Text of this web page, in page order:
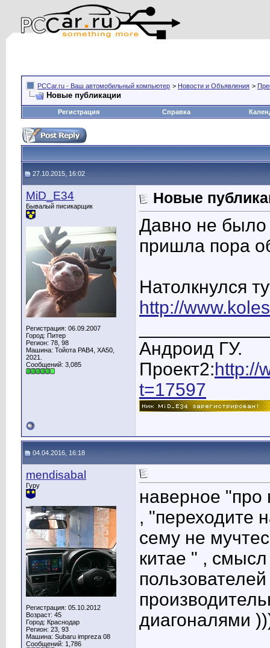
PCCar.ru - Ваш автомобильный компьютер > Новости и Объявления >
Новые публикации
Регистрация Справка
27.10.2015, 16:02
MiD_E34
Бывалый писикарщик
Регистрация: 06.09.2007
Город: Питер
Регион: 78, 98
Машина: Тойота РАВ4, ХА50,
2021.
Сообщений: 3,085
Новые
Давно не было
пришла пора
Натолкнулся
http://
Андроид ГУ.
Проект2:http://
t=17597
04.04.2016, 16:18
mendisabal
Гуру
Регистрация: 05.10.2012
Возраст: 45
Город: Краснодар
Регион: 23, 93
Машина: Subaru impreza 08
Сообщений: 1,786
наверное "про
, "переходите
сему не
китае " ,
диагоналями